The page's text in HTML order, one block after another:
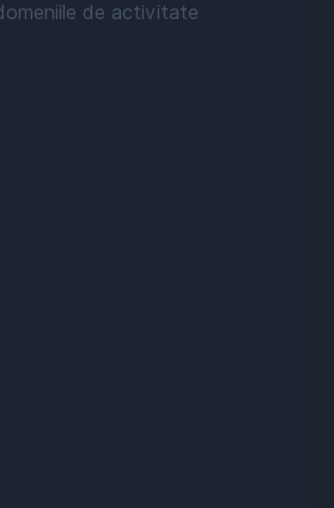
de activitate